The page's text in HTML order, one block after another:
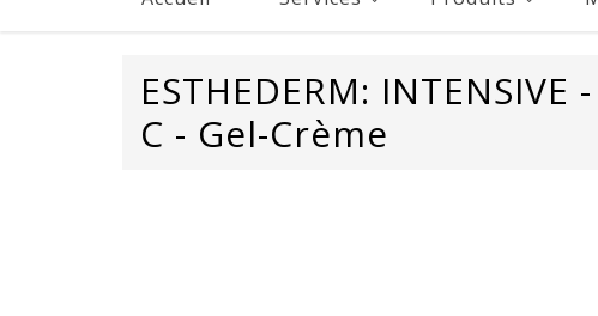
ESTHEDERM: INTENSIVE
C - Gel-Crème